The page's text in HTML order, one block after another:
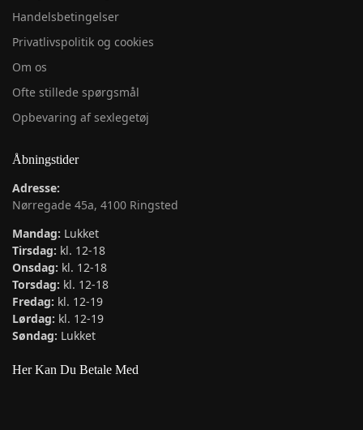
Handelsbetingelser
Privatlivspolitik og cookies
Om os
Ofte stillede spørgsmål
Opbevaring af sexlegetøj
Åbningstider
Adresse:
Nørregade 45a, 4100 Ringsted
Mandag: Lukket
Tirsdag: kl. 12-18
Onsdag: kl. 12-18
Torsdag: kl. 12-18
Fredag: kl. 12-19
Lørdag: kl. 12-19
Søndag: Lukket
Her Kan Du Betale Med